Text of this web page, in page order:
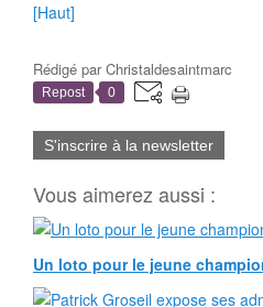
[Haut]
Rédigé parChristaldesaintmarc
Repost 0
S'inscrire à la newsletter
Vous aimerez aussi :
Un loto pour le jeune